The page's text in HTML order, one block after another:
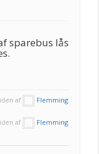
sparebus lås
af
Flemming
af
Flemming